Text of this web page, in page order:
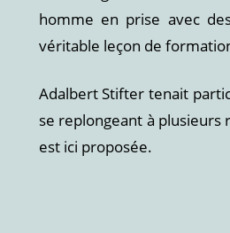
homme en prise avec
véritable leçon de
Adalbert Stifter tenait
se replongeant à plusieurs
est ici proposée.